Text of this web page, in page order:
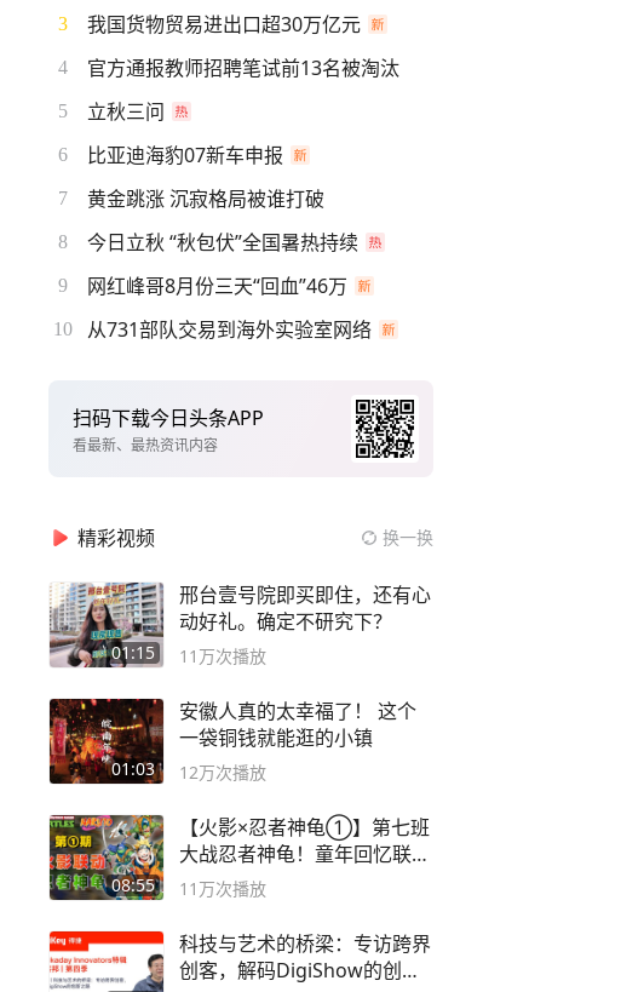
3 我国货物贸易进出口超30万亿元
4 官方通报教师招聘笔试前13名被淘汰
5 立秋三问
6 比亚迪海豹07新车申报
7 黄金跳涨 沉寂格局被谁打破
8 今日立秋 “秋包伏”全国暑热持续
9 网红峰哥8月份三天“回血”46万
10 从731部队交易到海外实验室网络
扫码下载今日头条APP
看最新、最热资讯内容
精彩视频 换一换
01:15
邢台壹号院即买即住，还有心
动好礼。确定不研究下？
11万次播放
01:03
安徽人真的太幸福了！ 这个
一袋铜钱就能逛的小镇
12万次播放
08:55
【火影×忍者神龟①】第七班
大战忍者神龟！童年回忆联动
论武？
11万次播放
科技与艺术的桥梁：专访跨界
创客，解码DigiShow的创新